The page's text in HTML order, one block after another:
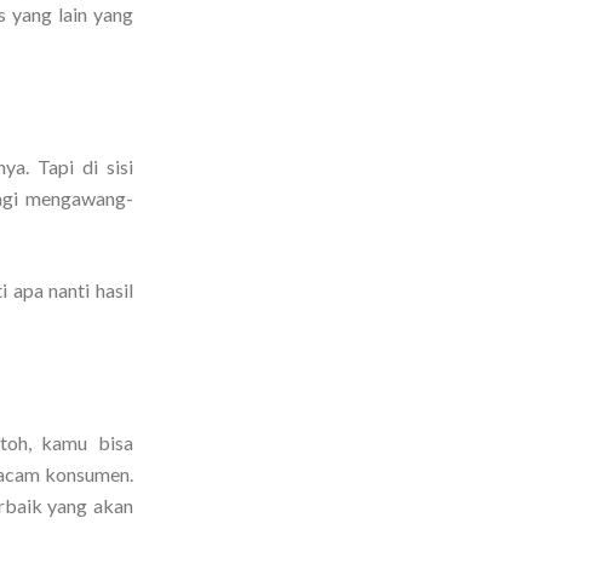
yang lain yang
Tapi di sisi
mengawang-
apa nanti hasil
kamu bisa
konsumen.
yang akan